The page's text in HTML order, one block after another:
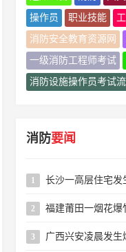
操作员 职业技能
消防安全教育资源网
一级消防工程师考试
消防设施操作员考试
消防要闻
1 长沙一高层住宅发
2 福建莆田一烟花爆竹厂凌晨突发
3 广西兴安凌晨发生爆